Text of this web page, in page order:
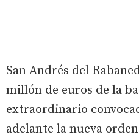
San Andrés del
millón de euros de la
extraordinario
adelante la nueva